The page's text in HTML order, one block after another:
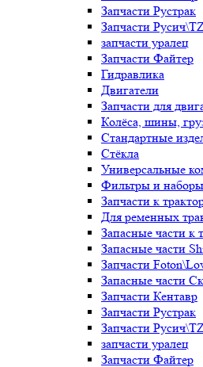
Запчасти Рустрак
Запчасти
запчасти уралец
Запчасти Файтер
Гидравлика
Двигатели
Запчасти для
Колёса, шины,
Стандартные
Стёкла
Универсальные
Фильтры и
Запчасти к
Для ременных
Запасные части к
Запасные части
Запчасти
Запасные части
Запчасти Кентавр
Запчасти Рустрак
Запчасти
запчасти уралец
Запчасти Файтер